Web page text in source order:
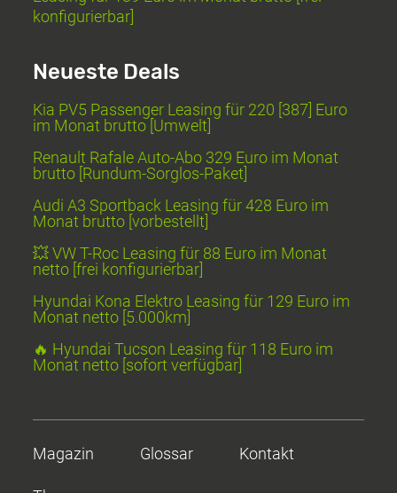
konfigurierbar]
Neueste Deals
Kia PV5 Passenger Leasing für 220 [387] Euro
im Monat brutto [Umwelt]
Renault Rafale Auto-Abo 329 Euro im Monat
brutto [Rundum-Sorglos-Paket]
Audi A3 Sportback Leasing für 428 Euro im
Monat brutto [vorbestellt]
💥 VW T-Roc Leasing für 88 Euro im Monat
netto [frei konfigurierbar]
Hyundai Kona Elektro Leasing für 129 Euro im
Monat netto [5.000km]
🔥 Hyundai Tucson Leasing für 118 Euro im
Monat netto [sofort verfügbar]
Magazin Glossar Kontakt